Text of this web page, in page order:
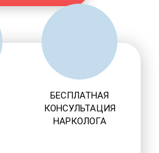
БЕСПЛАТНАЯ
КОНСУЛЬТАЦИЯ
НАРКОЛОГА